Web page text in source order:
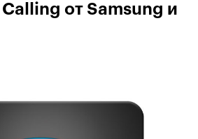
от Samsung и